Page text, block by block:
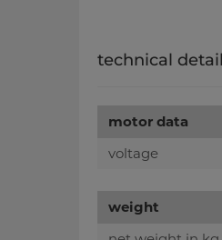
technical
motor data
voltage
weight